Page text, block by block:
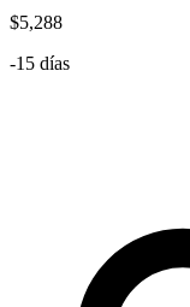
$5,288
-15 días